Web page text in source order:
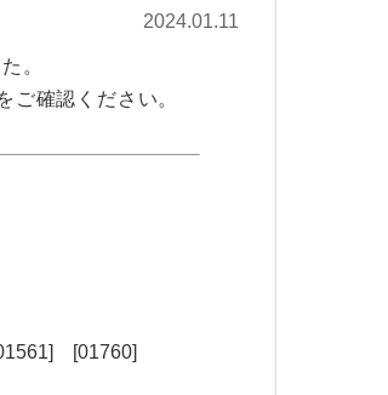
2024.01.11
。
ご確認ください。
[01760]